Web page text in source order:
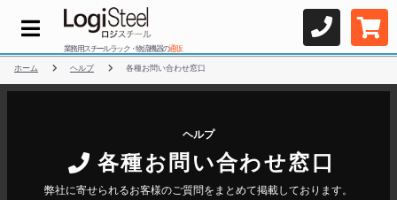
業務用スチールラック・物流機器の通販
ホーム ヘルプ 各種お問い合わせ窓口
ヘルプ
各種お問い合わせ窓口
弊社に寄せられるお客様のご質問をまとめて掲載しております。